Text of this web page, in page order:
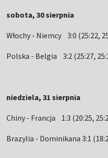
sobota, 30 sierpnia
Włochy - Niemcy 3:0 (25:22,
Polska - Belgia 3:2 (25:27,
niedziela, 31 sierpnia
Chiny - Francja 1:3 (20:25,
Brazylia - Dominikana 3:1